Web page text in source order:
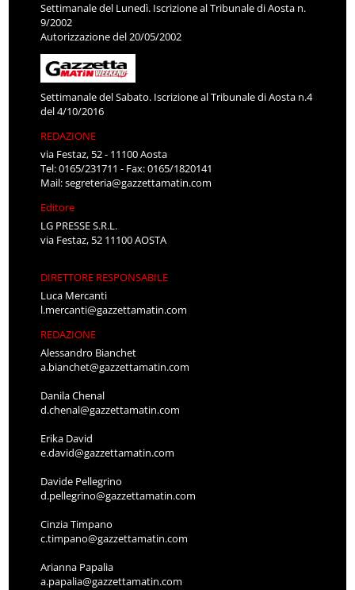
Settimanale del Lunedì. Iscrizione al Tribunale di Aosta n.
9/2002
Autorizzazione del 20/05/2002
Settimanale del Sabato. Iscrizione al Tribunale di Aosta n.4
del 4/10/2016
REDAZIONE
via Festaz, 52 - 11100 Aosta
Tel: 0165/231711 - Fax: 0165/1820141
Mail:segreteria@gazzettamatin.com
Editore
LG PRESSE S.R.L.
via Festaz, 52 11100 AOSTA
DIRETTORE RESPONSABILE
Luca Mercanti
l.mercanti@gazzettamatin.com
REDAZIONE
Alessandro Bianchet
a.bianchet@gazzettamatin.com
Danila Chenal
d.chenal@gazzettamatin.com
Erika David
e.david@gazzettamatin.com
Davide Pellegrino
d.pellegrino@gazzettamatin.com
Cinzia Timpano
c.timpano@gazzettamatin.com
Arianna Papalia
a.papalia@gazzettamatin.com